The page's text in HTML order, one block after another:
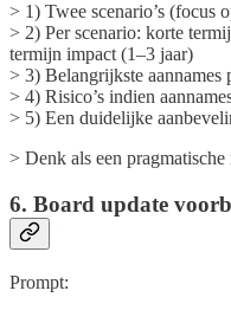
> 1) Twee scenario’s (focus
> 2) Per scenario: korte
termijn impact (1–3 jaar)
> 3) Belangrijkste aannames
> 4) Risico’s indien
> 5) Een duidelijke
> Denk als een pragmatische
6. Board update
Prompt: